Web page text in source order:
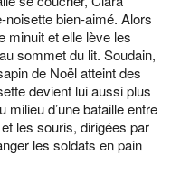
bien-aimé. Alors
minuit et elle lève les
sommet du lit. Soudain,
de Noël atteint des
devient lui aussi plus
d’une bataille entre
les souris, dirigées par
les soldats en pain